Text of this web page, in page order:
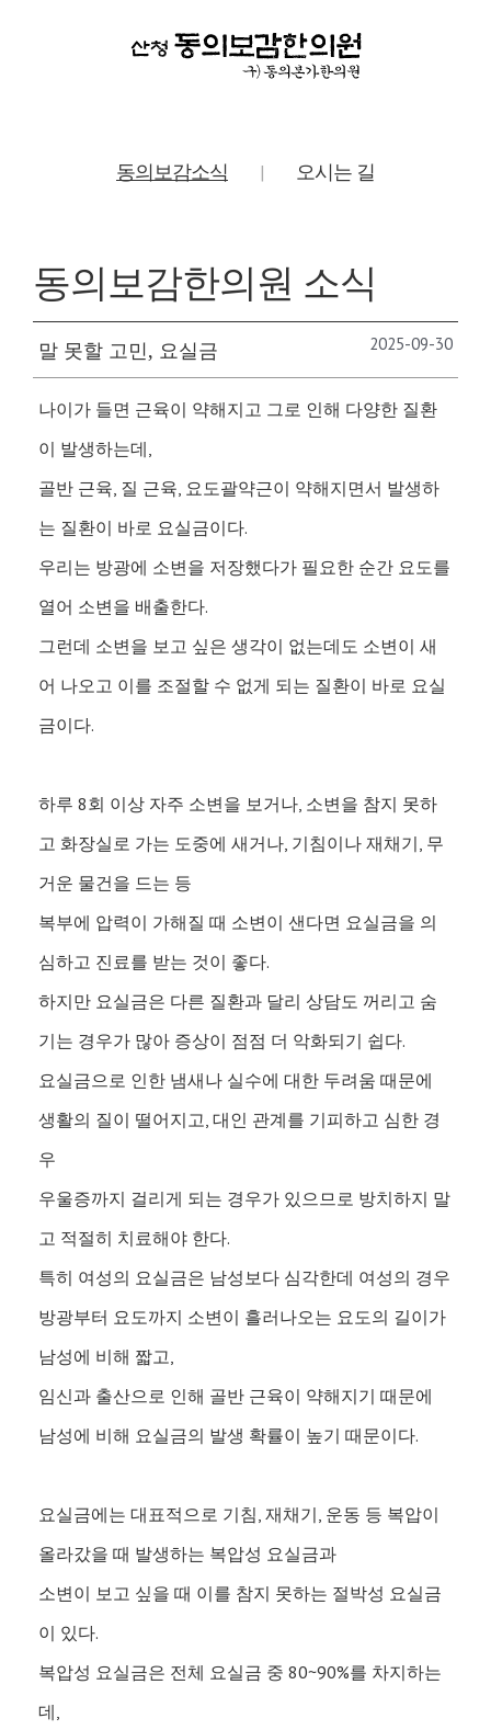
동의보감소식 | 오시는 길
동의보감한의원 소식
말 못할 고민, 요실금 2025-09-30
나이가 들면 근육이 약해지고 그로 인해 다양한 질환
이 발생하는데,
골반 근육, 질 근육, 요도괄약근이 약해지면서 발생하
는 질환이 바로 요실금이다.
우리는 방광에 소변을 저장했다가 필요한 순간 요도를
열어 소변을 배출한다.
그런데 소변을 보고 싶은 생각이 없는데도 소변이 새
어 나오고 이를 조절할 수 없게 되는 질환이 바로 요실
금이다.
하루 8회 이상 자주 소변을 보거나, 소변을 참지 못하
고 화장실로 가는 도중에 새거나, 기침이나 재채기, 무
거운 물건을 드는 등
복부에 압력이 가해질 때 소변이 샌다면 요실금을 의
심하고 진료를 받는 것이 좋다.
하지만 요실금은 다른 질환과 달리 상담도 꺼리고 숨
기는 경우가 많아 증상이 점점 더 악화되기 쉽다.
요실금으로 인한 냄새나 실수에 대한 두려움 때문에
생활의 질이 떨어지고, 대인 관계를 기피하고 심한 경
우
우울증까지 걸리게 되는 경우가 있으므로 방치하지 말
고 적절히 치료해야 한다.
특히 여성의 요실금은 남성보다 심각한데 여성의 경우
방광부터 요도까지 소변이 흘러나오는 요도의 길이가
남성에 비해 짧고,
임신과 출산으로 인해 골반 근육이 약해지기 때문에
남성에 비해 요실금의 발생 확률이 높기 때문이다.
요실금에는 대표적으로 기침, 재채기, 운동 등 복압이
올라갔을 때 발생하는 복압성 요실금과
소변이 보고 싶을 때 이를 참지 못하는 절박성 요실금
이 있다.
복압성 요실금은 전체 요실금 중 80~90%를 차지하는
데,